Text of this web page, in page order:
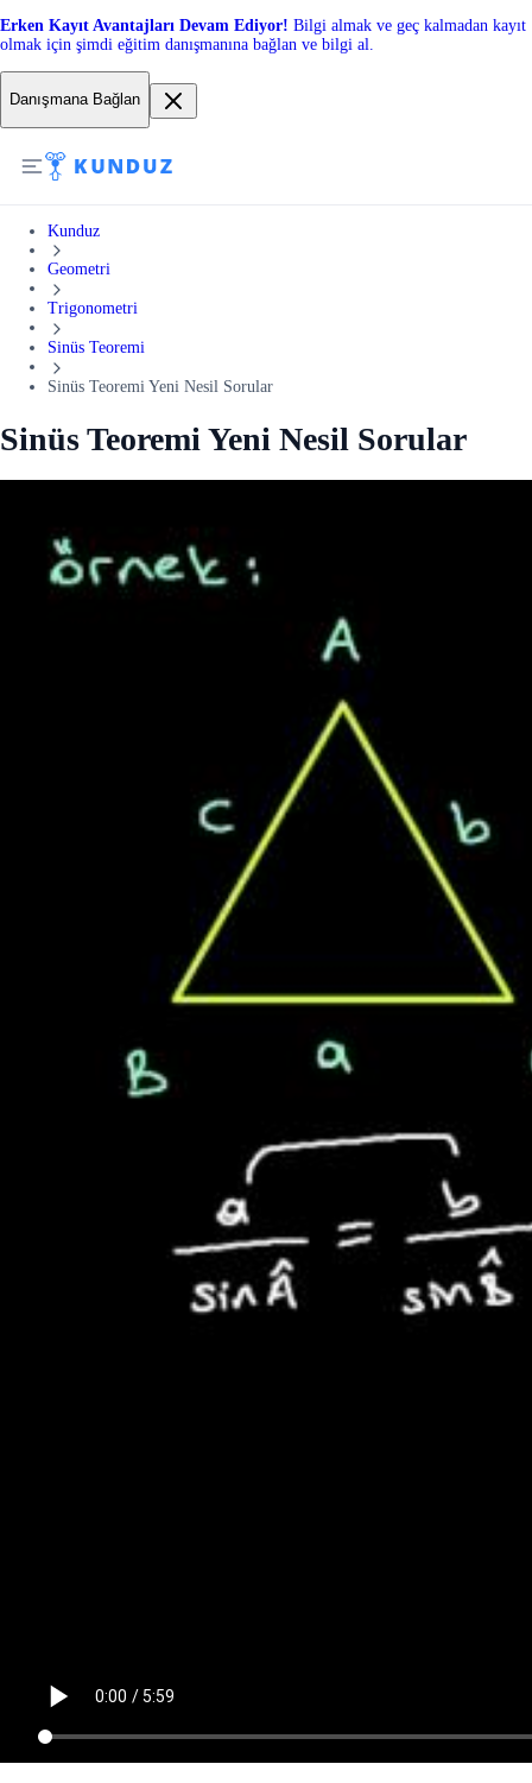
Erken Kayıt Avantajları Devam Ediyor! Bilgi almak ve geç kalmadan kayıt
olmak için şimdi eğitim danışmanına bağlan ve bilgi al.
Danışmana Bağlan
Kunduz
Geometri
Trigonometri
Sinüs Teoremi
Sinüs Teoremi Yeni Nesil Sorular
Sinüs Teoremi Yeni Nesil Sorular